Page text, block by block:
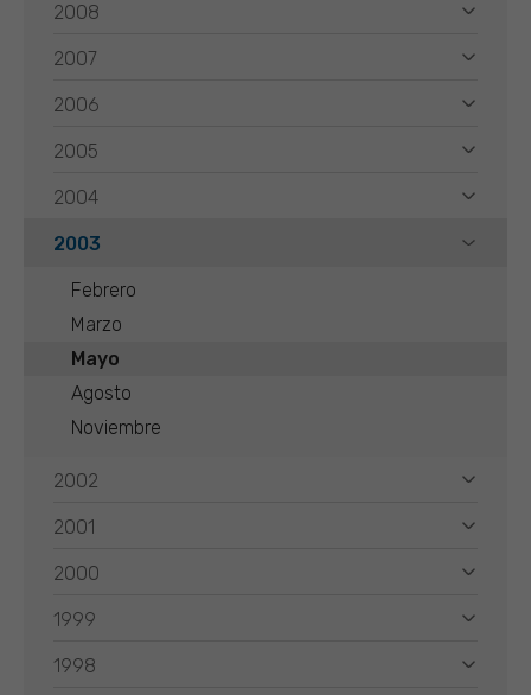
2008
2007
2006
2005
2004
2003
Febrero
Marzo
Mayo
Agosto
Noviembre
2002
2001
2000
1999
1998